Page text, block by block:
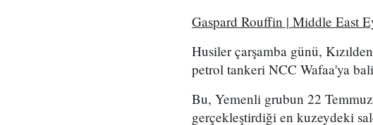
Gaspard Rouffin | Middle East
Husiler çarşamba günü,
petrol tankeri NCC Wafaa'ya
Bu, Yemenli grubun 22
gerçekleştirdiği en kuzeydeki